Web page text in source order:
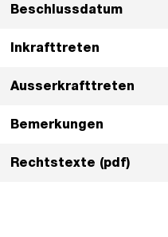
Beschlussdatum
Inkrafttreten
Ausserkrafttreten
Bemerkungen
Rechtstexte (pdf)